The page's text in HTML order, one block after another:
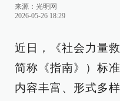
来源： 光明网
2026-05-26 18:29
近日，《社会力量
简称《指南》）标
内容丰富、形式多